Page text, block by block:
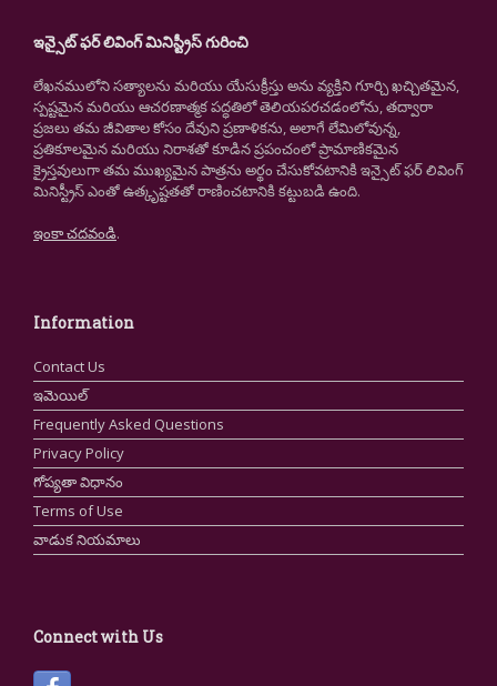
ఇన్సైట్ ఫర్ లివింగ్ మినిస్ట్రీస్ గురించి
లేఖనములోని సత్యాలను మరియు యేసుక్రీస్తు అను వ్యక్తిని గూర్చి ఖచ్చితమైన,
స్పష్టమైన మరియు ఆచరణాత్మక పద్ధతిలో తెలియపరచడంలోను, తద్వారా
ప్రజలు తమ జీవితాల కోసం దేవుని ప్రణాళికను, అలాగే లేమిలోవున్న,
ప్రతికూలమైన మరియు నిరాశతో కూడిన ప్రపంచంలో ప్రామాణికమైన
క్రైస్తవులుగా తమ ముఖ్యమైన పాత్రను అర్థం చేసుకోవటానికి ఇన్సైట్ ఫర్ లివింగ్
మినిస్ట్రీస్ ఎంతో ఉత్కృష్టతతో రాణించటానికి కట్టుబడి ఉంది.
ఇంకా చదవండి.
Information
Contact Us
ఇమెయిల్
Frequently Asked Questions
Privacy Policy
గోప్యతా విధానం
Terms of Use
వాడుక నియమాలు
Connect with Us